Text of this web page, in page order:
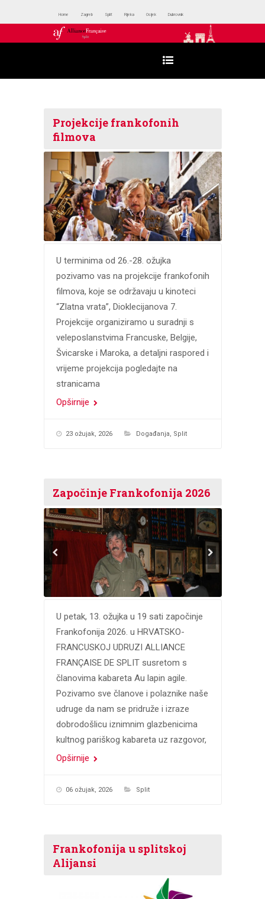
Home Zagreb Split Rijeka Osijek Dubrovnik
Projekcije frankofonih
filmova
U terminima od 26.-28. ožujka
pozivamo vas na projekcije frankofonih
filmova, koje se održavaju u kinoteci
“Zlatna vrata”, Dioklecijanova 7.
Projekcije organiziramo u suradnji s
veleposlanstvima Francuske, Belgije,
Švicarske i Maroka, a detaljni raspored i
vrijeme projekcija pogledajte na
stranicama
Opširnije
23 ožujak, 2026 Događanja Split
Započinje Frankofonija 2026
U petak, 13. ožujka u 19 sati započinje
Frankofonija 2026. u HRVATSKO-
FRANCUSKOJ UDRUZI ALLIANCE
FRANÇAISE DE SPLIT susretom s
članovima kabareta Au lapin agile.
Pozivamo sve članove i polaznike naše
udruge da nam se pridruže i izraze
dobrodošlicu iznimnim glazbenicima
kultnog pariškog kabareta uz razgovor,
Opširnije
06 ožujak, 2026 Split
Frankofonija u splitskoj
Alijansi